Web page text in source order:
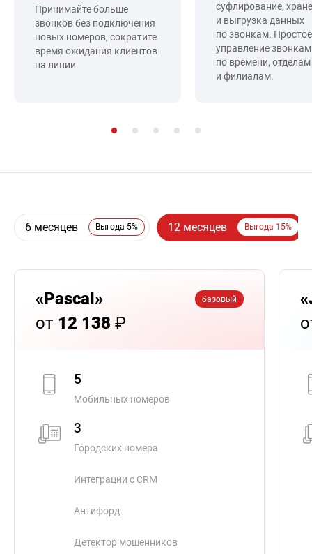
Принимайте больше
звонков без подключения
новых номеров, сократите
время ожидания клиентов
на линии.
суфлирование,
и выгрузка данных
по звонкам. Простое
управление
по времени, отделам
и филиалам.
6 месяцев Выгода 5% 12 месяцев Выгода 15%
базовый
«Pascal»
от 12 138 ₽
5
Мобильных номеров
3
Городских номера
Интеграции с CRM
Антифорд
Детектор мошенников